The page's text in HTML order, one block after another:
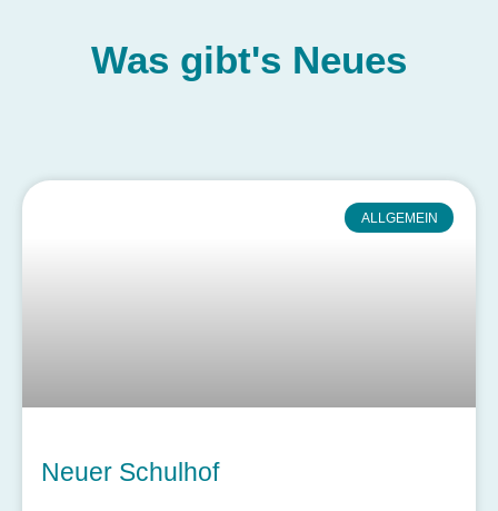
Was gibt's Neues
ALLGEMEIN
Neuer Schulhof